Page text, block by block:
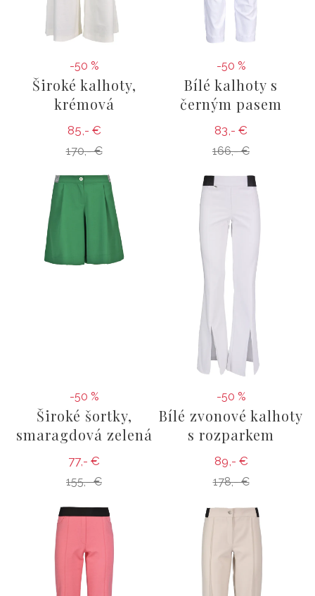
-50 %
Široké kalhoty,
krémová
85,- €
170,- €
-50 %
Bílé kalhoty s
černým pasem
83,- €
166,- €
-50 %
Široké šortky,
smaragdová zelená
77,- €
155,- €
-50 %
Bílé zvonové kalhoty
s rozparkem
89,- €
178,- €